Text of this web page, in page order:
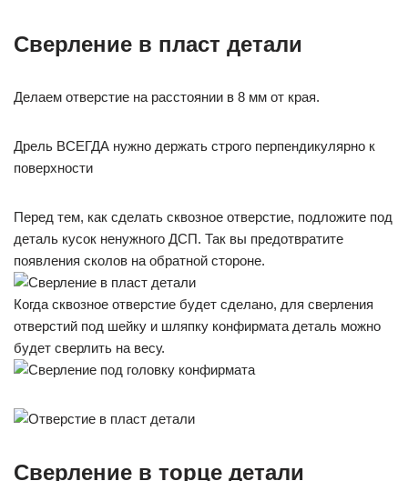
Сверление в пласт детали
Делаем отверстие на расстоянии в 8 мм от края.
Дрель ВСЕГДА нужно держать строго перпендикулярно к
поверхности
Перед тем, как сделать сквозное отверстие, подложите под
деталь кусок ненужного ДСП. Так вы предотвратите
появления сколов на обратной стороне.
Когда сквозное отверстие будет сделано, для сверления
отверстий под шейку и шляпку конфирмата деталь можно
будет сверлить на весу.
Сверление в торце детали